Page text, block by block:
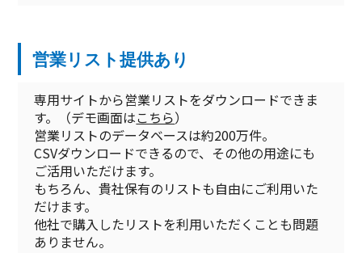
営業リスト提供あり
専用サイトから営業リストをダウンロードできま
す。（デモ画面はこちら）
営業リストのデータベースは約200万件。
CSVダウンロードできるので、その他の用途にも
ご活用いただけます。
もちろん、貴社保有のリストも自由にご利用いた
だけます。
他社で購入したリストを利用いただくことも問題
ありません。